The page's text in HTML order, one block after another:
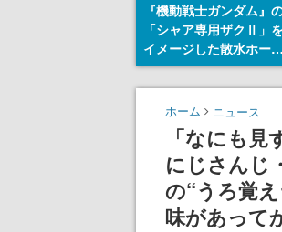
『機動戦士ガンダム』
「シャア専用ザクⅡ」
イメージした散水ホース
リールが予約開始。本
にはシャアのパーソナ
マークやジオン公国軍の
エンブレム、型式番号な
どを配置
ホーム ニュース
「なにも
にじさんじ
の“うろ覚
味があって